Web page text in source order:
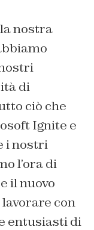
nostra
di
ciò che
Ignite e
i nostri
l’ora di
e il nuovo
con
entusiasti di